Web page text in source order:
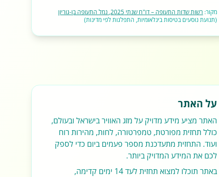
מקור: רשות שדות התעופה – דו"ח שנתי 2025, נמל התעופה בן-גוריון
(תנועת נוסעים בטיסות בינלאומיות, התפלגות לפי מדינות)
על האתר
האתר מציע מידע מדויק על מזג האוויר בישראל ובעולם,
כולל תחזית מפורטת, טמפרטורה, לחות, מהירות רוח
ועוד. התחזית מתעדכנת מספר פעמים ביום כדי לספק
לכם את המידע המדויק ביותר.
באתר תוכלו למצוא תחזית לעד 14 ימים קדימה,